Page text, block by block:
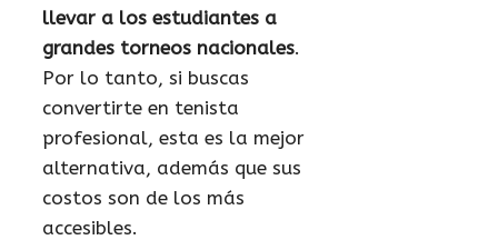
llevar a los estudiantes a
grandes torneos nacionales.
Por lo tanto, si buscas
convertirte en tenista
profesional, esta es la mejor
alternativa, además que sus
costos son de los más
accesibles.